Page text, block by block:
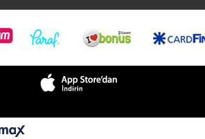
Sezon : YAZLIK
Renk
Sezon